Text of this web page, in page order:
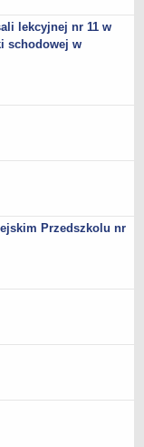
lekcyjnej nr 11 w
schodowej w
Przedszkolu nr